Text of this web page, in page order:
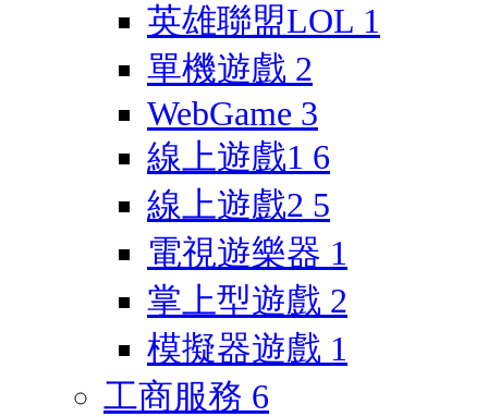
英雄聯盟LOL 1
單機遊戲 2
WebGame 3
線上遊戲1 6
線上遊戲2 5
電視遊樂器 1
掌上型遊戲 2
模擬器遊戲 1
工商服務 6